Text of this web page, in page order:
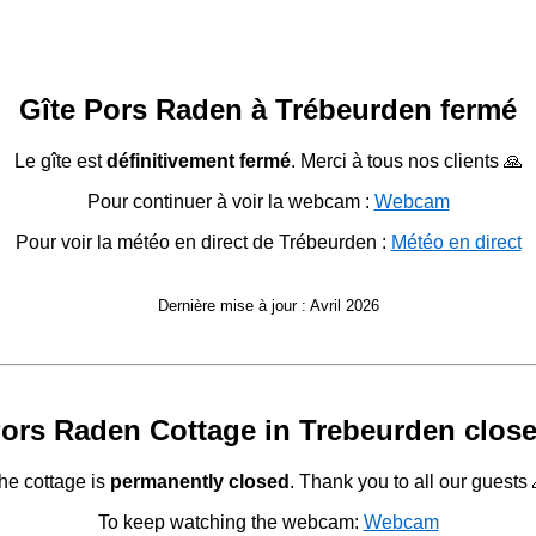
Gîte Pors Raden à Trébeurden fermé
Le gîte estdéfinitivement fermé. Merci à tous nos clients 🙏
Pour continuer à voir la webcam : Webcam
Pour voir la météo en direct de Trébeurden : Météo en direct
Dernière mise à jour : Avril 2026
Raden Cottage in Trebeurden
cottage is permanently closed . Thank you to all our guests
To keep watching the webcam: Webcam